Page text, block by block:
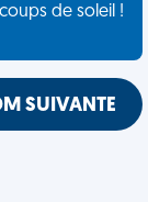
de soleil !
SUIVANTE